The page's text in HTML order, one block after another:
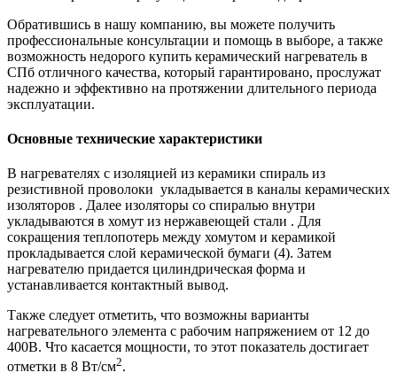
Обратившись в нашу компанию, вы можете получить
профессиональные консультации и помощь в выборе, а также
возможность недорого купить керамический нагреватель в
СПб отличного качества, который гарантировано, прослужат
надежно и эффективно на протяжении длительного периода
эксплуатации.
Основные технические характеристики
В нагревателях с изоляцией из керамики спираль из
резистивной проволоки укладывается в каналы керамических
изоляторов . Далее изоляторы со спиралью внутри
укладываются в хомут из нержавеющей стали . Для
сокращения теплопотерь между хомутом и керамикой
прокладывается слой керамической бумаги (4). Затем
нагревателю придается цилиндрическая форма и
устанавливается контактный вывод.
Также следует отметить, что возможны варианты
нагревательного элемента с рабочим напряжением от 12 до
400В. Что касается мощности, то этот показатель достигает
отметки в 8 Вт/см2.